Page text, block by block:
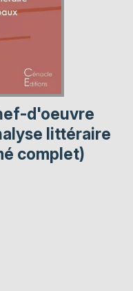
d'oeuvre
littéraire
complet)